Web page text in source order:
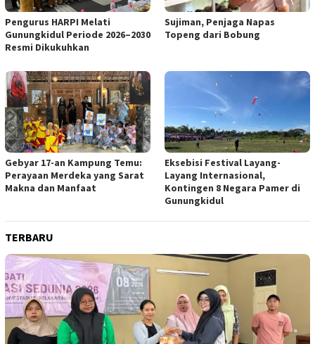
Pengurus HARPI Melati
Gunungkidul Periode 2026–2030
Resmi Dikukuhkan
Sujiman, Penjaga Napas
Topeng dari Bobung
Gebyar 17-an Kampung Temu:
Perayaan Merdeka yang Sarat
Makna dan Manfaat
Eksebisi Festival Layang-
Layang Internasional,
Kontingen 8 Negara Pamer di
Gunungkidul
TERBARU